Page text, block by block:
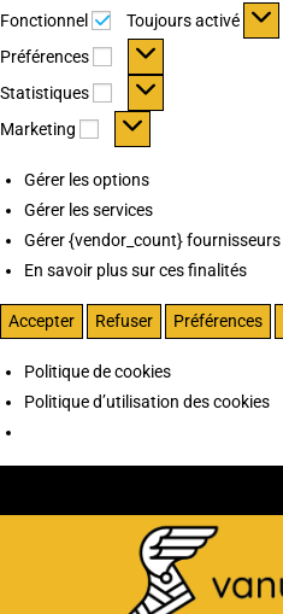
Fonctionnel Fonctionnel
Toujours activé
Préférences
Préférences
Statistiques Statistiques
Marketing Marketing
Gérer les options
Gérer les services
Gérer {vendor_count} fournisseurs
En savoir plus sur ces finalités
Accepter Refuser Préférences
Politique de cookies
Politique d’utilisation des cookies